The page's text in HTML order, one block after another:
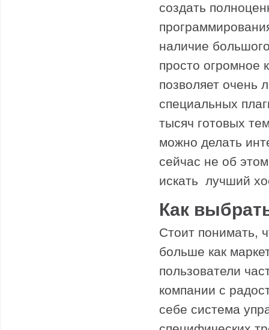
создать
наличие
просто огромное
позволяет очень
специальных
тысяч готовых
можно делать
сейчас не об
искать лучший
Как
Стоит понимать,
больше как
пользователи
компании с
себе система